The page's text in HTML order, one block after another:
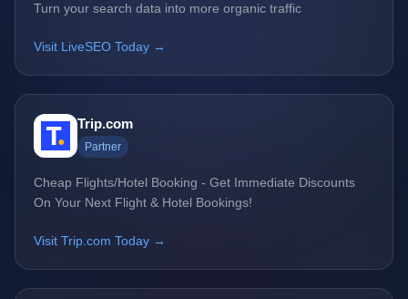
Turn your search data into more organic traffic
Visit LiveSEO Today →
Trip.com
Partner
Cheap Flights/Hotel Booking - Get Immediate Discounts
On Your Next Flight & Hotel Bookings!
Visit Trip.com Today →